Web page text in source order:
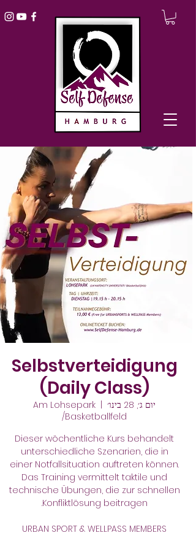
Selbstverteidigung
(Daily Class)
יום ג׳, 28 בינו׳
Am Lohsepark
/Basketballfeld
Dieser wöchentliche Kurs behandelt
unterschiedliche Szenarien, die in
einer Notfallsituation auftreten können.
Das Training vermittelt taktile und
technische Übungen, die zur schnellen